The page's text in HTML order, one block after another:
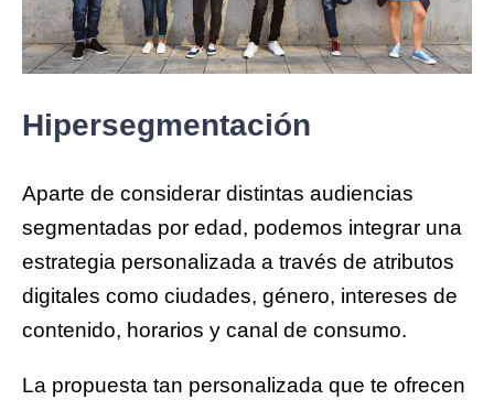
Hipersegmentación
Aparte de considerar distintas audiencias
segmentadas por edad, podemos integrar una
estrategia personalizada a través de atributos
digitales como ciudades, género, intereses de
contenido, horarios y canal de consumo.
La propuesta tan personalizada que te ofrecen